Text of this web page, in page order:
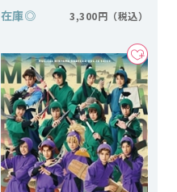
在庫◎ 3,300円